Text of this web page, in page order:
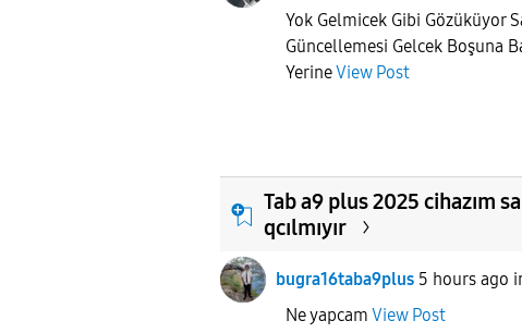
Yok Gelmicek Gibi Gözüküyor
Güncellemesi Gelcek Boşuna
YerineView Post
Tab a9 plus 2025 cihazım
qcılmıyır
bugra16taba9plus 5 hours ago
Ne yapcam View Post